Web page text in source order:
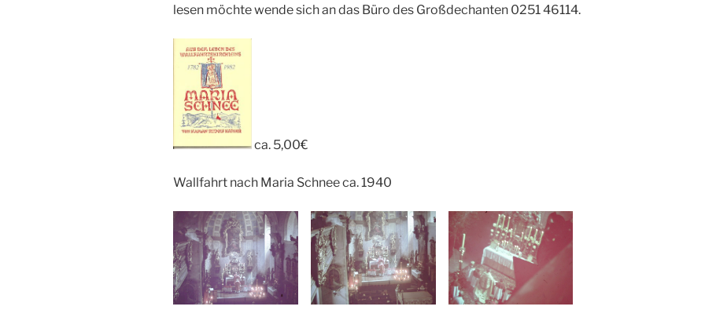
lesen möchte wende sich an das Büro des Großdechanten 0251 46114.
ca. 5,00€
Wallfahrt nach Maria Schnee ca. 1940